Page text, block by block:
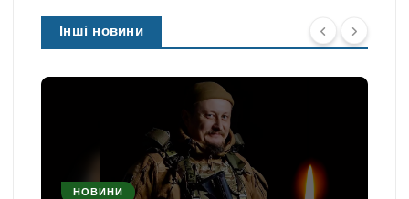
Інші новини
НОВИНИ